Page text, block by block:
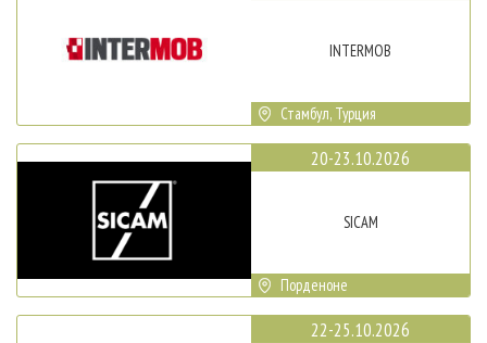
INTERMOB
Стамбул, Турция
20-23.10.2026
SICAM
Порденоне
22-25.10.2026